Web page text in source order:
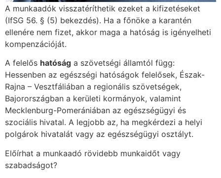
A munkaadók visszatéríthetik ezeket a kifizetéseket
(IfSG 56. § (5) bekezdés). Ha a főnöke a karantén
ellenére nem fizet, akkor maga a hatóság is igényelheti
kompenzációját.
A felelős hatóság a szövetségi államtól függ:
Hessenben az egészségi hatóságok felelősek, Észak-
Rajna – Vesztfáliában a regionális szövetségek,
Bajorországban a kerületi kormányok, valamint
Mecklenburg-Pomerániában az egészségügyi és
szociális hivatal. A legjobb az, ha megkérdezi a helyi
polgárok hivatalát vagy az egészségügyi osztályt.
Előírhat a munkaadó rövidebb munkaidőt vagy
szabadságot?